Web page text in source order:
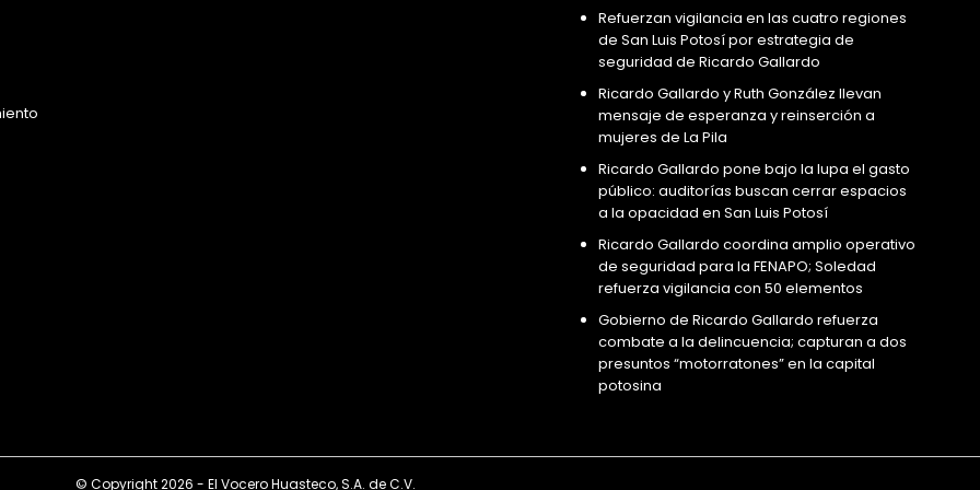
Refuerzan vigilancia en las cuatro regiones
de San Luis Potosí por estrategia de
seguridad de Ricardo Gallardo
Ricardo Gallardo y Ruth González llevan
mensaje de esperanza y reinserción a
mujeres de La Pila
Ricardo Gallardo pone bajo la lupa el gasto
público: auditorías buscan cerrar espacios
a la opacidad en San Luis Potosí
Ricardo Gallardo coordina amplio operativo
de seguridad para la FENAPO; Soledad
refuerza vigilancia con 50 elementos
Gobierno de Ricardo Gallardo refuerza
combate a la delincuencia; capturan a dos
presuntos “motorratones” en la capital
potosina
© Copyright 2026 - El Vocero Huasteco, S.A. de C.V.